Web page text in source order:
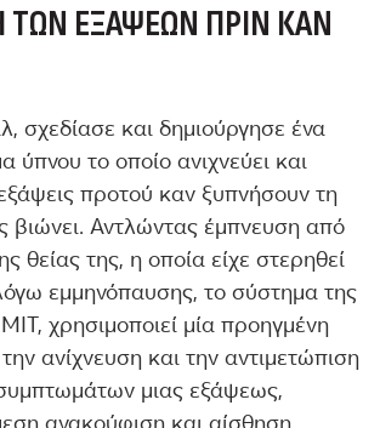
ΤΩΝ ΕΞΆΨΕΩΝ ΠΡΙΝ ΚΑΝ
σχεδίασε και δημιούργησε ένα
ύπνου το οποίο ανιχνεύει και
προτού καν ξυπνήσουν τη
βιώνει. Αντλώντας έμπνευση από
θείας της, η οποία είχε στερηθεί
εμμηνόπαυσης, το σύστημα της
χρησιμοποιεί μία προηγμένη
ανίχνευση και την αντιμετώπιση
μιας εξάψεως,
ανακούφιση και αίσθηση